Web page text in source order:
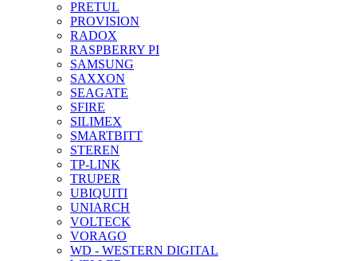
PRETUL
PROVISION
RADOX
RASPBERRY PI
SAMSUNG
SAXXON
SEAGATE
SFIRE
SILIMEX
SMARTBITT
STEREN
TP-LINK
TRUPER
UBIQUITI
UNIARCH
VOLTECK
VORAGO
WD - WESTERN DIGITAL